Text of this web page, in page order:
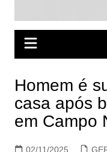
Homem é
casa após
em Campo
02/11/2025